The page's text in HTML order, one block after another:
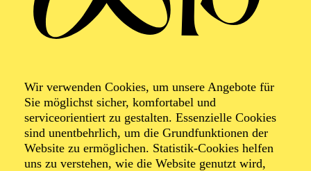
Wir verwenden Cookies, um unsere Angebote für
Sie möglichst sicher, komfortabel und
serviceorientiert zu gestalten. Essenzielle Cookies
sind unentbehrlich, um die Grundfunktionen der
Website zu ermöglichen. Statistik-Cookies helfen
uns zu verstehen, wie die Website genutzt wird,
Architektur­führung
Lernen Sie Alvar Aaltos "humane Architektur" kennen!